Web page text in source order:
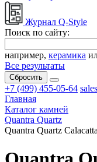
Журнал Q-Style
Поиск по сайту:
например, керамика
Все результаты
Сбросить
+7 (499) 455-05-64
Главная
Каталог камней
Quantra Quartz
Quantra Quartz